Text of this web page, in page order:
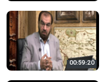
00:59:20